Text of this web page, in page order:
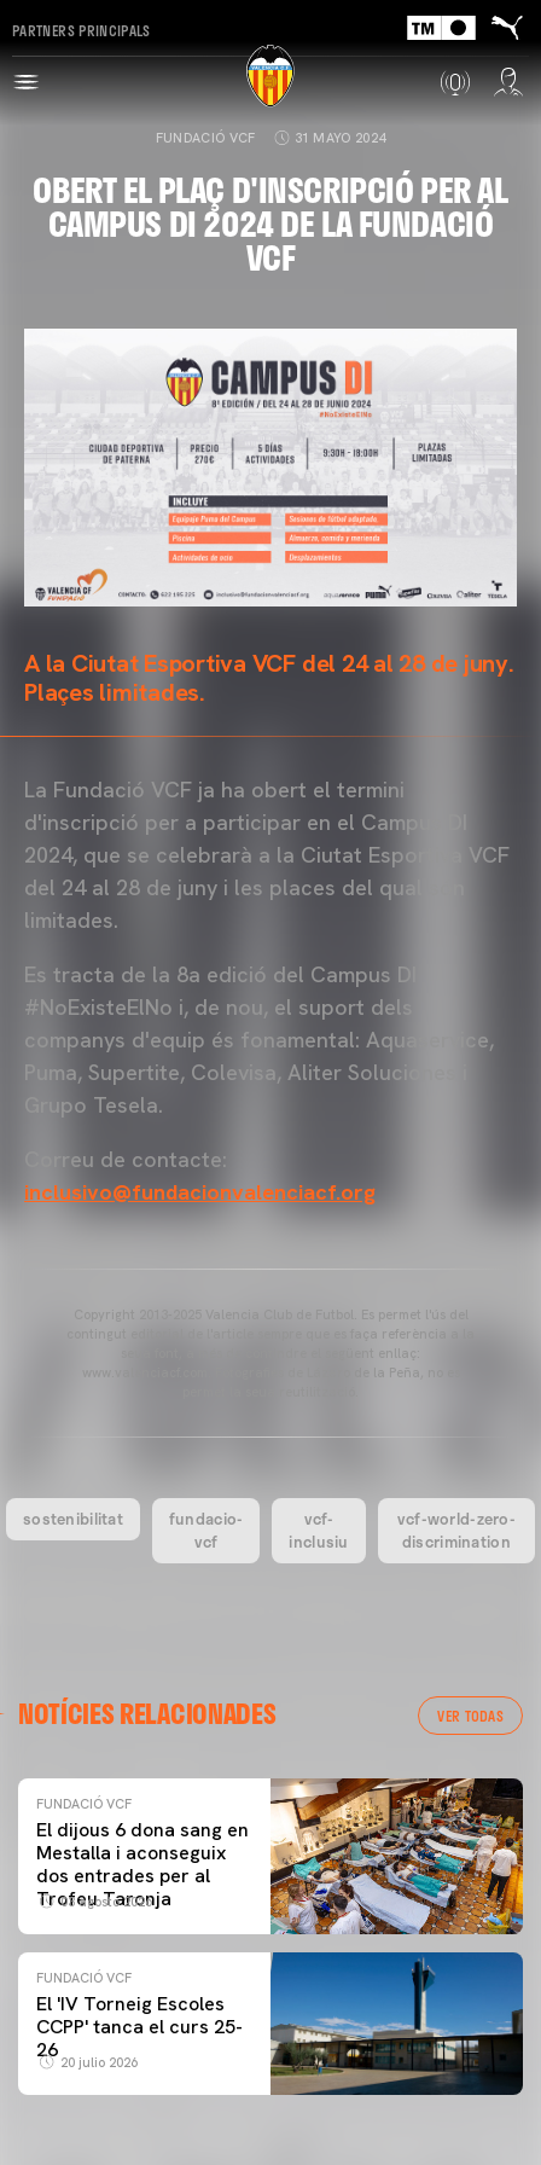
PARTNERS PRINCIPALS
FUNDACIÓ VCF 31 MAYO 2024
OBERT EL PLAÇ D'INSCRIPCIÓ PER AL
CAMPUS DI 2024 DE LA FUNDACIÓ
VCF
A la Ciutat Esportiva VCF del 24 al 28 de juny.
Plaçes limitades.
La Fundació VCF ja ha obert el termini
d'inscripció per a participar en el Campus DI
2024, que se celebrarà a la Ciutat Esportiva VCF
del 24 al 28 de juny i les places del qual són
limitades.
Es tracta de la 8a edició del Campus DI
#NoExisteElNo i, de nou, el suport dels
companys d'equip és fonamental: Aquaservice,
Puma, Supertite, Colevisa, Aliter Soluciones i
Grupo Tesela.
Correu de contacte:
inclusivo@fundacionvalenciacf.org
Copyright 2013-2025 Valencia Club de Futbol. Es permet l'ús del
contingut editorial de l'article sempre que es faça referència a la
seua font, a més de contindre el següent enllaç:
www.valenciacf.com. Fotografies de Lázaro de la Peña, no es
sostenibilitat
fundacio-
vcf
vcf-
inclusiu
vcf-world-zero-
discrimination
NOTÍCIES RELACIONADES VER TODAS
FUNDACIÓ VCF
El dijous 6 dona sang en
Mestalla i aconseguix
dos entrades per al
Trofeu Taronja
03 agosto 2026
FUNDACIÓ VCF
El 'IV Torneig Escoles
CCPP' tanca el curs 25-
26
20 julio 2026